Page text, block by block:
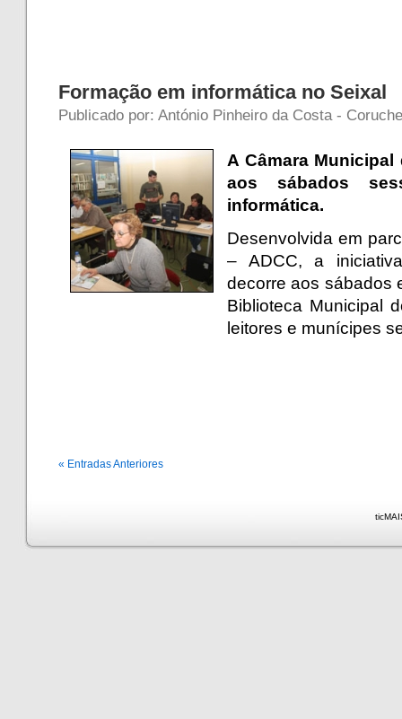
Formação em informática no Seixal
Publicado por: António Pinheiro da Costa -
A Câmara
aos sábados
informática.
Desenvolvida em
– ADCC, a
decorre aos sábados
Biblioteca Municipal
leitores e munícipes
« Entradas Anteriores